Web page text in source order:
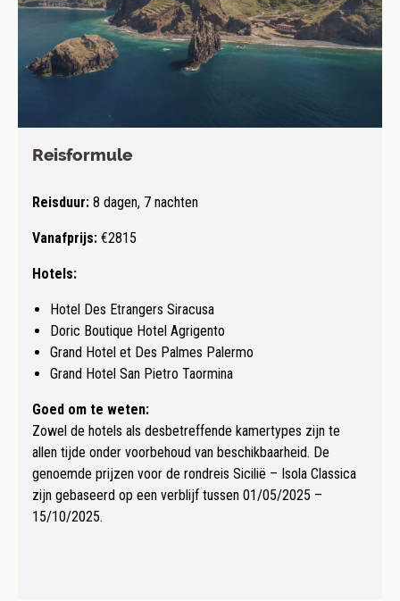
Reisformule
Reisduur: 8 dagen, 7 nachten
Vanafprijs: €2815
Hotels:
Hotel Des Etrangers Siracusa
Doric Boutique Hotel Agrigento
Grand Hotel et Des Palmes Palermo
Grand Hotel San Pietro Taormina
Goed om te weten:
Zowel de hotels als desbetreffende kamertypes zijn te
allen tijde onder voorbehoud van beschikbaarheid. De
genoemde prijzen voor de rondreis Sicilië – Isola Classica
zijn gebaseerd op een verblijf tussen 01/05/2025 –
15/10/2025.